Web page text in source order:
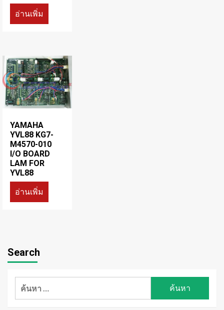
อ่านเพิ่ม
YAMAHA
YVL88 KG7-
M4570-010
I/O BOARD
LAM FOR
YVL88
อ่านเพิ่ม
Search
ค้นหา